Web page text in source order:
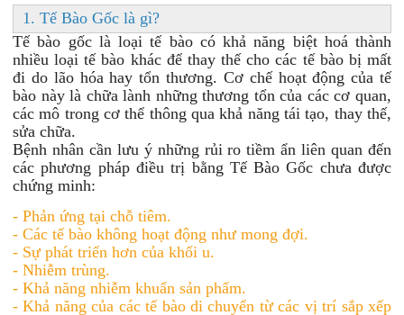
1. Tế Bào Gốc là gì?
Tế bào gốc là loại tế bào có khả năng biệt hoá thành
nhiều loại tế bào khác để thay thế cho các tế bào bị mất
đi do lão hóa hay tổn thương. Cơ chế hoạt động của tế
bào này là chữa lành những thương tổn của các cơ quan,
các mô trong cơ thể thông qua khả năng tái tạo, thay thế,
sửa chữa.
Bệnh nhân cần lưu ý những rủi ro tiềm ẩn liên quan đến
các phương pháp điều trị bằng Tế Bào Gốc chưa được
chứng minh:
- Phản ứng tại chỗ tiêm.
- Các tế bào không hoạt động như mong đợi.
- Sự phát triển hơn của khối u.
- Nhiễm trùng.
- Khả năng nhiễm khuẩn sản phẩm.
- Khả năng của các tế bào di chuyển từ các vị trí sắp xếp